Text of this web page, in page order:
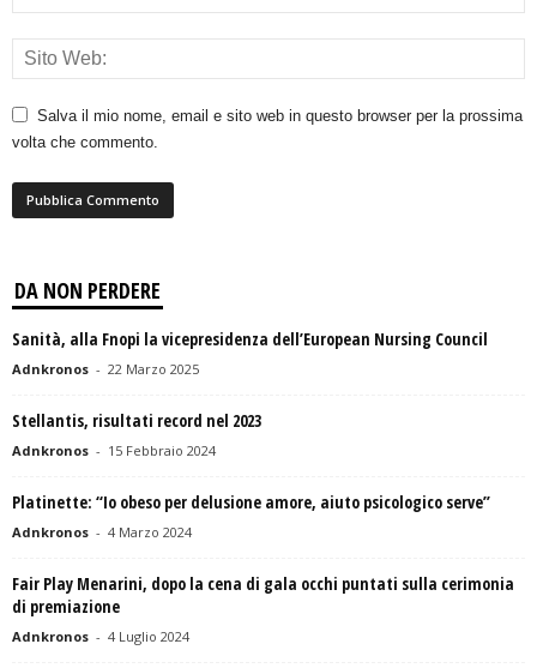
Salva il mio nome, email e sito web in questo browser per la prossima
volta che commento.
DA NON PERDERE
Sanità, alla Fnopi la vicepresidenza dell’European Nursing Council
Adnkronos - 22 Marzo 2025
Stellantis, risultati record nel 2023
Adnkronos - 15 Febbraio 2024
Platinette: “Io obeso per delusione amore, aiuto psicologico serve”
Adnkronos - 4 Marzo 2024
Fair Play Menarini, dopo la cena di gala occhi puntati sulla cerimonia
di premiazione
Adnkronos - 4 Luglio 2024